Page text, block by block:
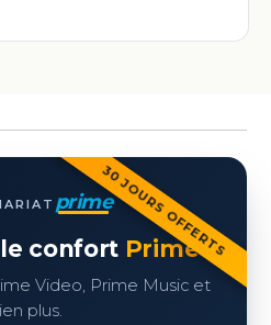
30 JOURS OFFERTS
prime
confort Prime
Video, Prime Music et
plus.